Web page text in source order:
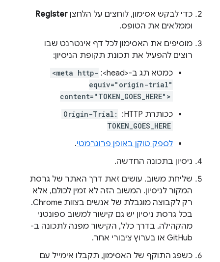
כדי לבקש אסימון, לוחצים על הלחצן Register
וממלאים את הטופס.
מוסיפים את האסימון לכל דף אינטרנט שבו
רוצים להפעיל את תכונת תקופת הניסיון:
כמטא תג ב-<head>:
<meta http-
equiv="origin-trial"
content="TOKEN_GOES_HERE">
ככותרת HTTP: ‏
Origin-Trial:
TOKEN_GOES_HERE
לספק טוקן באופן פרוגרמטי.
ניסיון בתכונה החדשה.
שליחת משוב. עושים זאת דרך האתר של גרסת
המקור לניסיון. המשוב הזה לא זמין לכולם, אלא
רק לקבוצה מוגבלת של אנשים בצוות Chrome.
בכל גרסת ניסיון יש גם קישור למשוב ספונטני
מהקהילה. בדרך כלל, הקישור מפנה לתכונה ב-
GitHub או בערוץ ציבורי אחר.
כשפג התוקף של האסימון, תקבלו אימייל עם